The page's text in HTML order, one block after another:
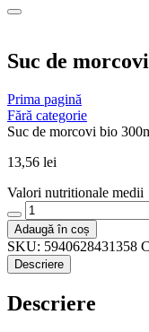
Suc de
Prima pagină
Fără categorie
Suc de morcovi bio
13,56 lei
Valori nutritionale medii
Cantitate
Suc
de
morcovi
bio
Biofood
Adaugă în coș
SKU: 5940628431358
Descriere
Descriere